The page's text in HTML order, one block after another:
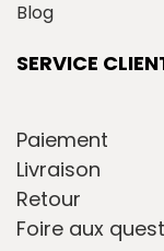
Blog
SERVICE
Paiement
Livraison
Retour
Foire aux